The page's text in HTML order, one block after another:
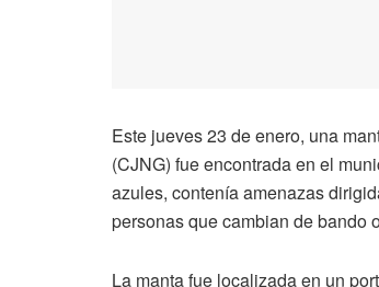
Este jueves 23 de enero, una
(CJNG) fue encontrada en el
azules, contenía amenazas
personas que cambian de bando
La manta fue localizada en un